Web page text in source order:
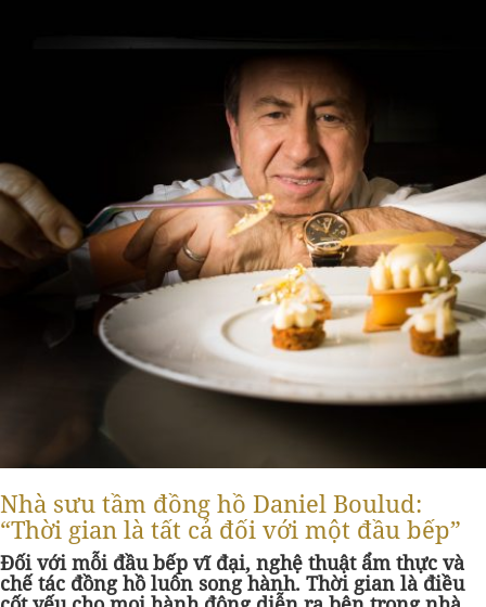
Nhà sưu tầm đồng hồ Daniel Boulud:
“Thời gian là tất cả đối với một đầu bếp”
Đối với mỗi đầu bếp vĩ đại, nghệ thuật ẩm thực và
chế tác đồng hồ luôn song hành. Thời gian là điều